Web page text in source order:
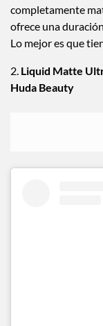
completamente
ofrece una
Lo mejor es que
2. Liquid Matte
Huda Beauty